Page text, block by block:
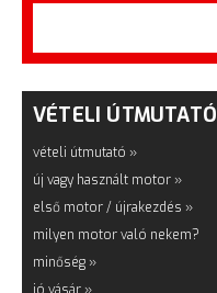
VÉTELI ÚTMUTATÓ
vételi útmutató »
új vagy használt motor »
első motor / újrakezdés »
milyen motor való nekem?
minőség »